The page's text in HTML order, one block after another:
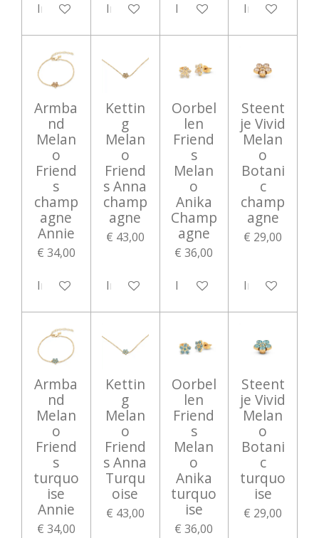
In winkelwagenIn winkelwagenIn winkelwagenIn
Armba
nd
Melan
o
Friend
s
champ
agne
Annie
€ 34,00
In winkelwagen
Kettin
g
Melan
o
Friend
s Anna
champ
agne
€ 43,00
In winkelwagen
Oorbel
len
Friend
s
Melan
o
Anika
Champ
agne
€ 36,00
In winkelwagen
Steent
je Vivid
Melan
o
Botani
c
champ
agne
€ 29,00
In
Armba
nd
Melan
o
Friend
s
turquo
ise
Annie
€ 34,00
Kettin
g
Melan
o
Friend
s Anna
Turqu
oise
€ 43,00
Oorbel
len
Friend
s
Melan
o
Anika
turquo
ise
€ 36,00
Steent
je Vivid
Melan
o
Botani
c
turquo
ise
€ 29,00